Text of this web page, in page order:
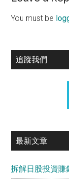
You must be
Primary
追蹤我們
最新文章
拆解日股投資賺